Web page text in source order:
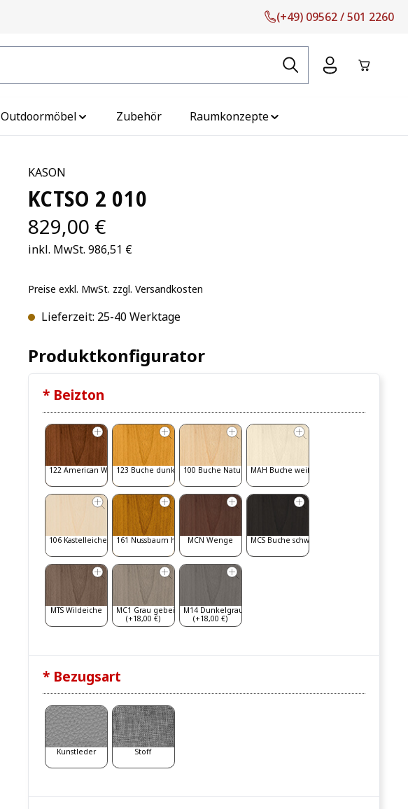
(+49) 09562 / 501 2260
Outdoormöbel Zubehör Raumkonzepte
KASON
KCTSO 2 010
829,00 €
inkl. MwSt. 986,51 €
Preise exkl. MwSt. zzgl. Versandkosten
Lieferzeit: 25-40 Werktage
Produktkonfigurator
* Beizton
122 American Walnut123 Buche dunkel 100 Buche Natur MAH Buche weiß gebeizt
106 Kastelleiche 161 Nussbaum hell MCN Wenge MCS Buche schwarz
MTS Wildeiche
MC1 Grau gebeizt
(+18,00 €)
M14 Dunkelgrau
(+18,00 €)
* Bezugsart
Kunstleder Stoff